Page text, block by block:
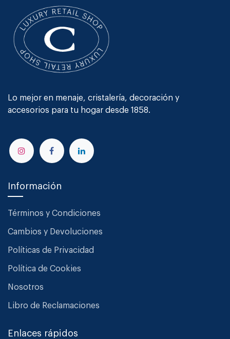
Lo mejor en menaje, cristalería, decoración y
accesorios para tu hogar desde 1858.
Información
Términos y Condiciones
Cambios y Devoluciones
Políticas de Privacidad
Política de Cookies
Nosotros
Libro de Reclamaciones
Enlaces rápidos